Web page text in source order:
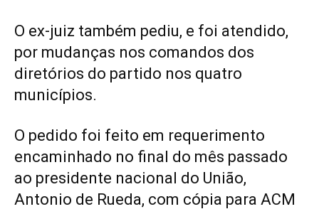
O ex-juiz também pediu, e foi atendido,
por mudanças nos comandos dos
diretórios do partido nos quatro
municípios.
O pedido foi feito em requerimento
encaminhado no final do mês passado
ao presidente nacional do União,
Antonio de Rueda, com cópia para ACM